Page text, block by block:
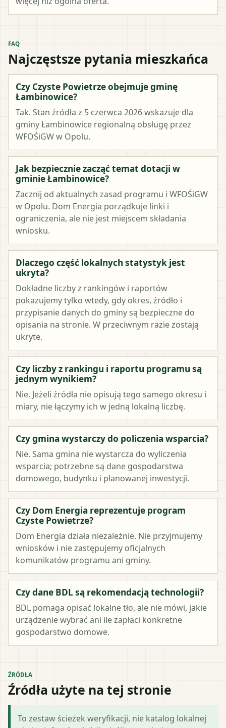
FAQ
Najczęstsze pytania mieszkańca
Czy Czyste Powietrze obejmuje gminę
Łambinowice?
Tak. Stan źródła z 5 czerwca 2026 wskazuje dla
gminy Łambinowice regionalną obsługę przez
WFOŚiGW w Opolu.
Jak bezpiecznie zacząć temat dotacji w
gminie Łambinowice?
Zacznij od aktualnych zasad programu i WFOŚiGW
w Opolu. Dom Energia porządkuje linki i
ograniczenia, ale nie jest miejscem składania
wniosku.
Dlaczego część lokalnych statystyk jest
ukryta?
Dokładne liczby z rankingów i raportów
pokazujemy tylko wtedy, gdy okres, źródło i
przypisanie danych do gminy są bezpieczne do
opisania na stronie. W przeciwnym razie zostają
ukryte.
Czy liczby z rankingu i raportu programu są
jednym wynikiem?
Nie. Jeżeli źródła nie opisują tego samego okresu i
miary, nie łączymy ich w jedną lokalną liczbę.
Czy gmina wystarczy do policzenia wsparcia?
Nie. Sama gmina nie wystarcza do wyliczenia
wsparcia; potrzebne są dane gospodarstwa
domowego, budynku i planowanej inwestycji.
Czy Dom Energia reprezentuje program
Czyste Powietrze?
Dom Energia działa niezależnie. Nie przyjmujemy
wniosków i nie zastępujemy oficjalnych
komunikatów programu ani gminy.
Czy dane BDL są rekomendacją technologii?
BDL pomaga opisać lokalne tło, ale nie mówi, jakie
urządzenie wybrać ani ile zapłaci konkretne
gospodarstwo domowe.
ŹRÓDŁA
Źródła użyte na tej stronie
To zestaw ścieżek weryfikacji, nie katalog lokalnej